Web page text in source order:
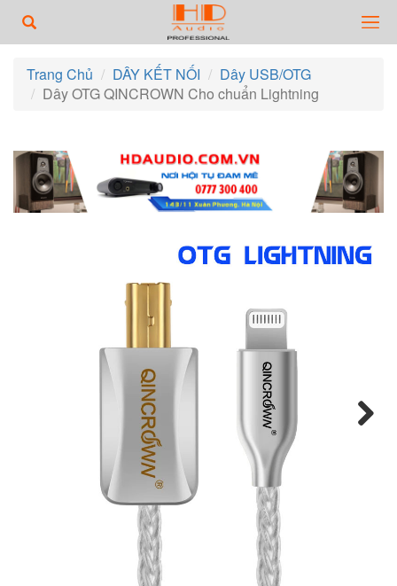
Trang Chủ DÂY KẾT NỐI
Dây USB/OTG
Dây OTG QINCROWN Cho chuẩn Lightning